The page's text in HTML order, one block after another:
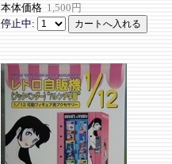
本体価格 1,500円
停止中: